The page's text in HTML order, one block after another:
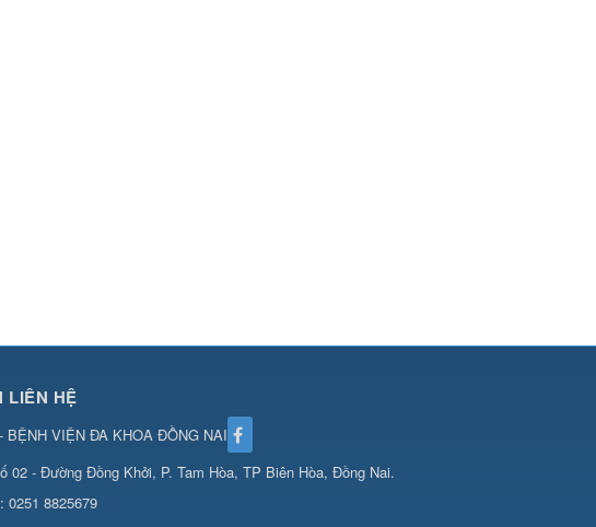
LIÊN HỆ
BỆNH VIỆN ĐA KHOA ĐỒNG NAI
02 - Đường Đồng Khởi, P. Tam Hòa, TP Biên Hòa, Đồng Nai.
0251 8825679